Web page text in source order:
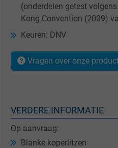
(onderdelen getest
Kong Convention (2009)
Keuren: DNV
Vragen over onze
VERDERE INFORMATIE
Op aanvraag:
Blanke koperlitzen